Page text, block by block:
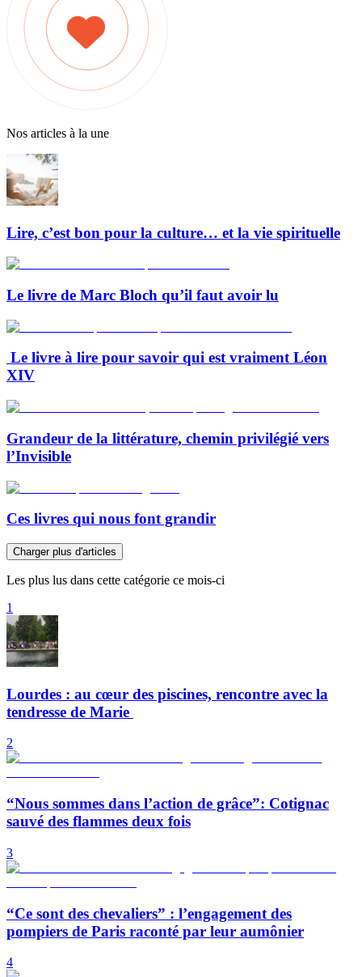
Nos articles à la une
Lire, c’est bon pour la culture… et la vie spirituelle
Le livre de Marc Bloch qu’il faut avoir lu
Le livre à lire pour savoir qui est vraiment Léon
XIV
Grandeur de la littérature, chemin privilégié vers
l’Invisible
Ces livres qui nous font grandir
Charger plus d'articles
Les plus lus dans cette catégorie ce mois-ci
1
Lourdes : au cœur des piscines, rencontre avec la
tendresse de Marie
2
“Nous sommes dans l’action de grâce”: Cotignac
sauvé des flammes deux fois
3
“Ce sont des chevaliers” : l’engagement des
pompiers de Paris raconté par leur aumônier
4